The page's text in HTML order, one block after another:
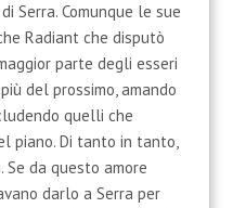
Serra. Comunque le sue
Radiant che disputò
parte degli esseri
del prossimo, amando
quelli che
piano. Di tanto in tanto,
Se da questo amore
darlo a Serra per